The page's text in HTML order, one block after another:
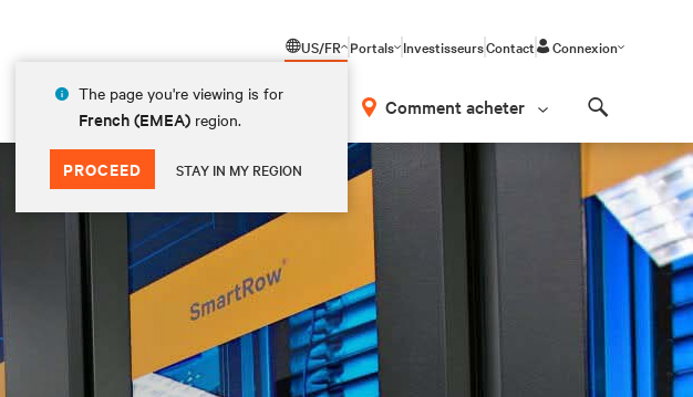
US/FR
The page you're viewing is for
French (EMEA) region.
PROCEED STAY IN MY REGION
Portals InvestisseursContact Connexion
Insights À propos Comment acheter